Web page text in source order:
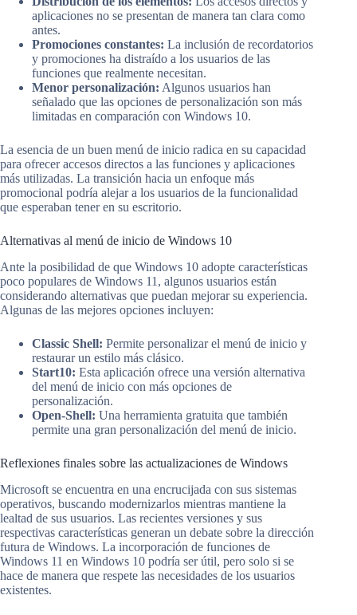
aplicaciones no se presentan de manera tan clara como
antes.
Promociones constantes: La inclusión de recordatorios
y promociones ha distraído a los usuarios de las
funciones que realmente necesitan.
Menor personalización: Algunos usuarios han
señalado que las opciones de personalización son más
limitadas en comparación con Windows 10.
La esencia de un buen menú de inicio radica en su capacidad
para ofrecer accesos directos a las funciones y aplicaciones
más utilizadas. La transición hacia un enfoque más
promocional podría alejar a los usuarios de la funcionalidad
que esperaban tener en su escritorio.
Alternativas al menú de inicio de Windows 10
Ante la posibilidad de que Windows 10 adopte características
poco populares de Windows 11, algunos usuarios están
considerando alternativas que puedan mejorar su experiencia.
Algunas de las mejores opciones incluyen:
Classic Shell: Permite personalizar el menú de inicio y
restaurar un estilo más clásico.
Start10: Esta aplicación ofrece una versión alternativa
del menú de inicio con más opciones de
personalización.
Open-Shell: Una herramienta gratuita que también
permite una gran personalización del menú de inicio.
Reflexiones finales sobre las actualizaciones de Windows
Microsoft se encuentra en una encrucijada con sus sistemas
operativos, buscando modernizarlos mientras mantiene la
lealtad de sus usuarios. Las recientes versiones y sus
respectivas características generan un debate sobre la dirección
futura de Windows. La incorporación de funciones de
Windows 11 en Windows 10 podría ser útil, pero solo si se
hace de manera que respete las necesidades de los usuarios
existentes.